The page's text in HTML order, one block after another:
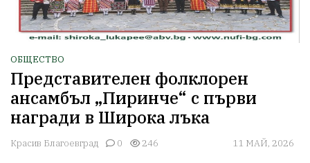
ОБЩЕСТВО
Представителен фолклорен
ансамбъл „Пиринче“ с първи
награди в Широка лъка
Красив Благоевград 0 246 11 МАЙ, 2026